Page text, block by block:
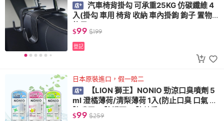
汽車椅背掛勾 可承重25KG 仿碳纖維 4
入(掛勾 車用 椅背 收納 車內掛鉤 鉤子 置物
$99 $199
登記
日本原裝進口，假一賠二
【LION 獅王】NONIO 勁涼口臭噴劑 5
ml 澄橘薄荷/清梨薄荷 1入(防止口臭 口氣 口
腔噴霧 口腔護理 口腔芳香)
$99 $259